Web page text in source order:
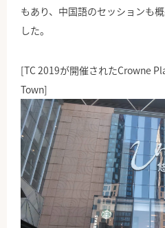
もあり、中国語のセッションも
した。
[TC 2019が開催されたCrowne
Town]